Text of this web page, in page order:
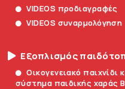
VIDEOS προδιαγραφές
VIDEOS συναρμολόγηση
Εξοπλισμός
Οικογενειακό
σύστημα παιδικής χαράς